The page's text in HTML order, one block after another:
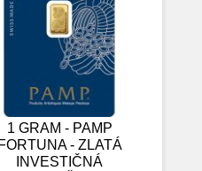
1 GRAM - PAMP
FORTUNA - ZLATÁ
INVESTIČNÁ